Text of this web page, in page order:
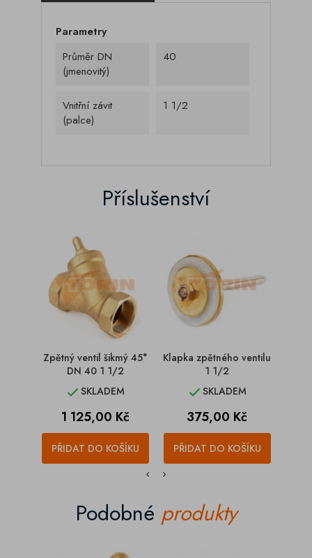
Parametry
Průměr DN
(jmenovitý)
40
Vnitřní závit
(palce)
1 1/2
Příslušenství
Zpětný ventil šikmý 45°
DN 40 1 1/2
SKLADEM
Cena
1 125,00 Kč
PŘIDAT DO KOŠÍKU
Klapka zpětného ventilu
1 1/2
SKLADEM
Cena
375,00 Kč
PŘIDAT DO KOŠÍKU
Podobné produkty